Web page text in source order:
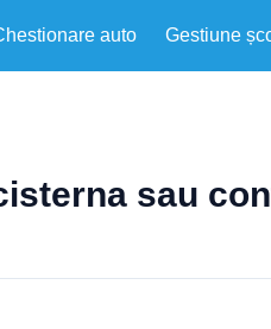
auto Gestiune
sau